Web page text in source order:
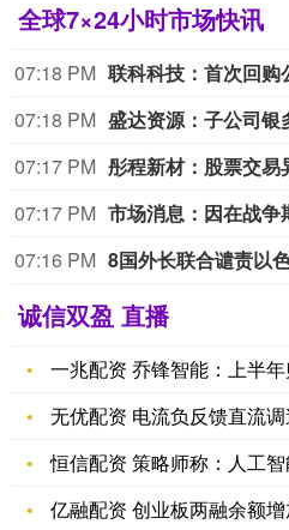
全球7×24小时市场快讯
07:18 PM
07:18 PM
07:17 PM
07:17 PM
07:16 PM 8国外长联合谴责以
诚信双盈 直播
一兆配资 乔锋智能：上半年归
无优配资 电流负反馈直流调速实
恒信配资 策略师称：人工智能革
亿融配资 创业板两融余额